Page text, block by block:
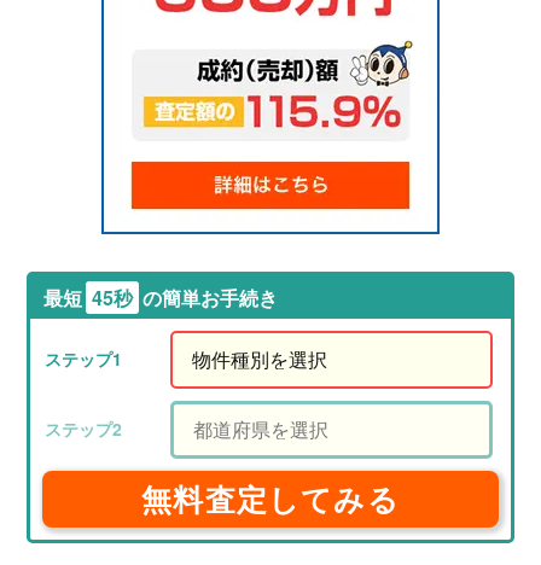
最短 45秒 の簡単お手続き
無料査定してみる